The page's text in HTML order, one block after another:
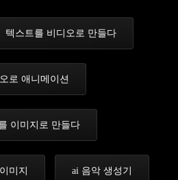
텍스트를 비디오로 만들다
로 애니메이션
이미지로 만들다
미지 ai 음악 생성기